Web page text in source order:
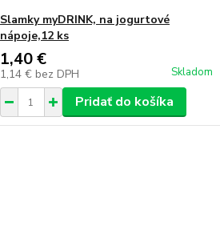
Slamky myDRINK, na jogurtové
nápoje,12 ks
1,40 €
1,14 € bez DPH Skladom
Pridať do košíka